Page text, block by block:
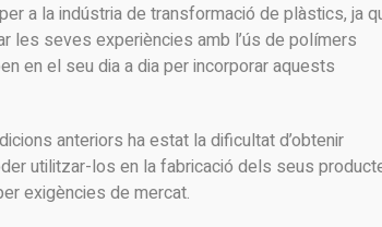
a la indústria de transformació de plàstics, ja
seves experiències amb l’ús de polímers
en el seu dia a dia per incorporar aquests
anteriors ha estat la dificultat d’obtenir
utilitzar-los en la fabricació dels seus
exigències de mercat.